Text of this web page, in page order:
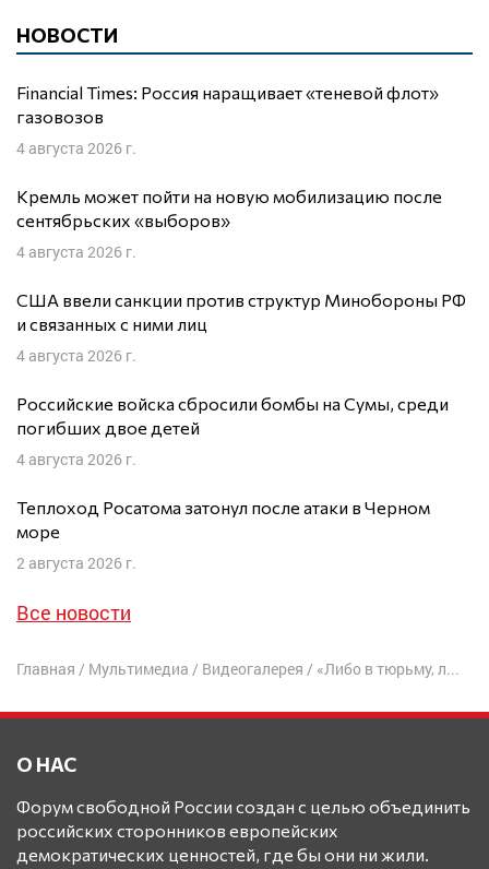
НОВОСТИ
Financial Times: Россия наращивает «теневой флот»
газовозов
4 августа 2026 г.
Кремль может пойти на новую мобилизацию после
сентябрьских «выборов»
4 августа 2026 г.
США ввели санкции против структур Минобороны РФ
и связанных с ними лиц
4 августа 2026 г.
Российские войска сбросили бомбы на Сумы, среди
погибших двое детей
4 августа 2026 г.
Теплоход Росатома затонул после атаки в Черном
море
2 августа 2026 г.
Все новости
Главная / Мультимедиа / Видеогалерея / «Либо в тюрьму, либо в эмиграцию» — Александр Скобов
О НАС
Форум свободной России создан с целью объединить
российских сторонников европейских
демократических ценностей, где бы они ни жили.